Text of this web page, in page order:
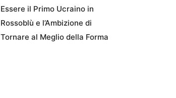
Essere il Primo Ucraino in
Rossoblù e l’Ambizione di
Tornare al Meglio della Forma